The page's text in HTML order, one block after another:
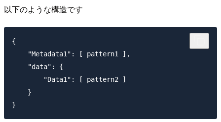
以下のような構造です
{
    "Metadata1": [ pattern1 ],
    "data": {
        "Data1": [ pattern2 ]
    }